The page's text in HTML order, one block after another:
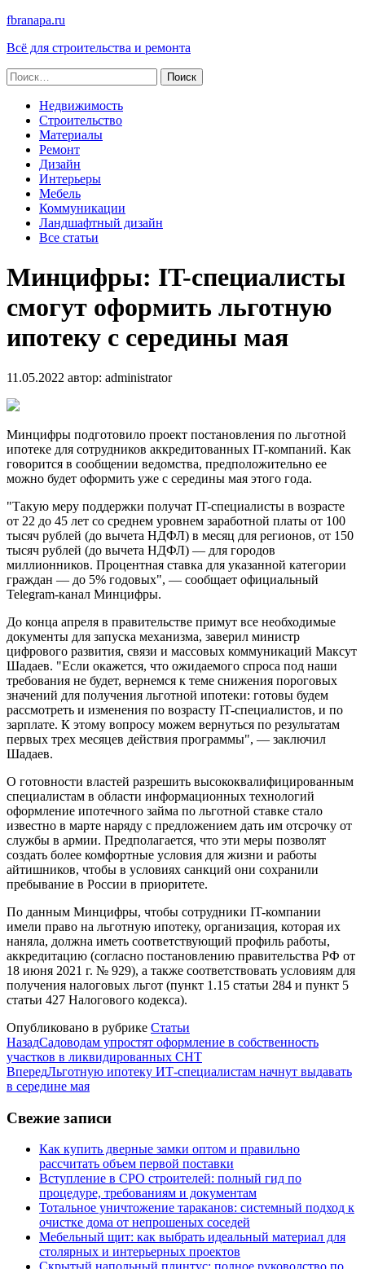
fbranapa.ru
Всё для строительства и ремонта
Найти:
Недвижимость
Строительство
Материалы
Ремонт
Дизайн
Интерьеры
Мебель
Коммуникации
Ландшафтный дизайн
Все статьи
Минцифры: IT-специалисты
смогут оформить льготную
ипотеку с середины мая
11.05.2022 автор: administrator
Минцифры подготовило проект постановления по льготной
ипотеке для сотрудников аккредитованных IT-компаний. Как
говорится в сообщении ведомства, предположительно ее
можно будет оформить уже с середины мая этого года.
"Такую меру поддержки получат IT-специалисты в возрасте
от 22 до 45 лет со среднем уровнем заработной платы от 100
тысяч рублей (до вычета НДФЛ) в месяц для регионов, от 150
тысяч рублей (до вычета НДФЛ) — для городов
миллионников. Процентная ставка для указанной категории
граждан — до 5% годовых", — сообщает официальный
Telegram-канал Минцифры.
До конца апреля в правительстве примут все необходимые
документы для запуска механизма, заверил министр
цифрового развития, связи и массовых коммуникаций Максут
Шадаев. "Если окажется, что ожидаемого спроса под наши
требования не будет, вернемся к теме снижения пороговых
значений для получения льготной ипотеки: готовы будем
рассмотреть и изменения по возрасту IT-специалистов, и по
зарплате. К этому вопросу можем вернуться по результатам
первых трех месяцев действия программы", — заключил
Шадаев.
О готовности властей разрешить высококвалифицированным
специалистам в области информационных технологий
оформление ипотечного займа по льготной ставке стало
известно в марте наряду с предложением дать им отсрочку от
службы в армии. Предполагается, что эти меры позволят
создать более комфортные условия для жизни и работы
айтишников, чтобы в условиях санкций они сохранили
пребывание в России в приоритете.
По данным Минцифры, чтобы сотрудники IT-компании
имели право на льготную ипотеку, организация, которая их
наняла, должна иметь соответствующий профиль работы,
аккредитацию (согласно постановлению правительства РФ от
18 июня 2021 г. № 929), а также соответствовать условиям для
получения налоговых льгот (пункт 1.15 статьи 284 и пункт 5
статьи 427 Налогового кодекса).
Опубликовано в рубрике Статьи
НазадСадоводам упростят оформление в собственность
участков в ликвидированных СНТ
ВпередЛьготную ипотеку ИТ-специалистам начнут выдавать
в середине мая
Свежие записи
Как купить дверные замки оптом и правильно
рассчитать объем первой поставки
Вступление в СРО строителей: полный гид по
процедуре, требованиям и документам
Тотальное уничтожение тараканов: системный подход к
очистке дома от непрошеных соседей
Мебельный щит: как выбрать идеальный материал для
столярных и интерьерных проектов